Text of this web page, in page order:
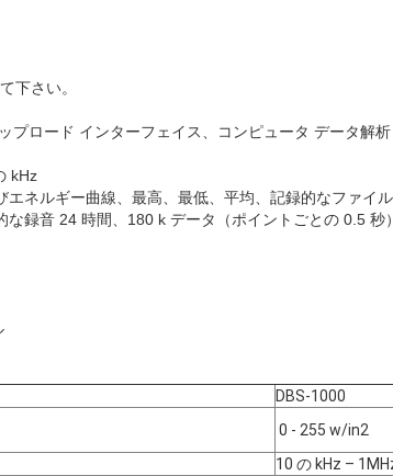
下さい。
プロード インターフェイス、コンピュータ データ解
kHz
エネルギー曲線、最高、最低、平均、記録的なファイ
な録音 24 時間、180 k データ（ポイントごとの 0.5 秒
DBS-1000
0 - 255 w/in2
10 の kHz –